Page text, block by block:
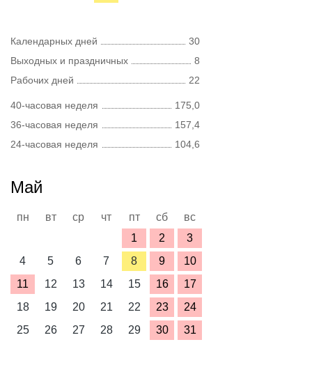
Календарных дней
30
Выходных и праздничных
8
Рабочих дней
22
40-часовая неделя
175,0
36-часовая неделя
157,4
24-часовая неделя
104,6
Май
пн вт ср чт пт сб
вс
1
2
3
4
5 6 7 8 9
10
11
12 13 14 15 16
17
18
19 20 21 22 23
24
25
26 27 28 29 30 31